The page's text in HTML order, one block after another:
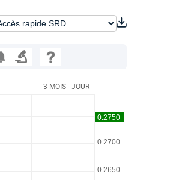
3 MOIS - JOUR